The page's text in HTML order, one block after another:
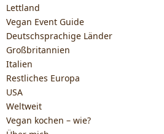
Lettland
Vegan Event Guide
Deutschsprachige Länder
Großbritannien
Italien
Restliches Europa
USA
Weltweit
Vegan kochen – wie?